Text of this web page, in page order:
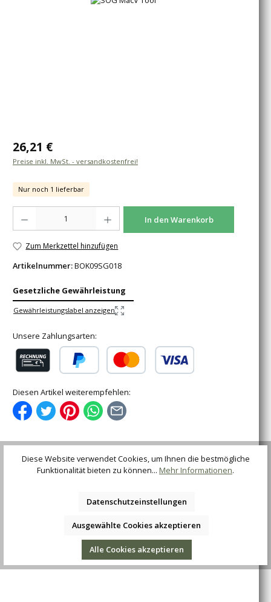
Regulärer Preis:
26,21 €
Preise inkl. MwSt. - versandkostenfrei!
Nur noch 1 lieferbar
In den Warenkorb
Zum Merkzettel hinzufügen
Artikelnummer:BOK09SG018
Gesetzliche Gewährleistung
Gewährleistungslabel anzeigen
Unsere Zahlungsarten:
Diesen Artikel weiterempfehlen:
Beschreibung
Markenname SOG begründet, bietet das MacV Tool ein
Diese Website verwendet Cookies, um Ihnen die bestmögliche
Funktionalität bieten zu können... Mehr Informationen.
Datenschutzeinstellungen
Ausgewählte Cookies akzeptieren
Alle Cookies akzeptieren